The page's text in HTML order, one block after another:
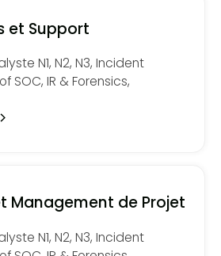
et Support
N1, N2, N3, Incident
SOC, IR & Forensics,
Management de Projet
N1, N2, N3, Incident